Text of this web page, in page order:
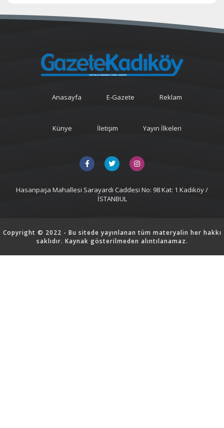
Anasayfa E-Gazete Reklam
Künye İletişim Yayın İlkeleri
Hasanpaşa Mahallesi Sarayardi Caddesi No: 98 Kat: 1 Kadıköy /
İSTANBUL
Copyright © 2022 - Bu sitede yayınlanan tüm materyalin her hakkı
saklıdır. Kaynak gösterilmeden alıntılanamaz.